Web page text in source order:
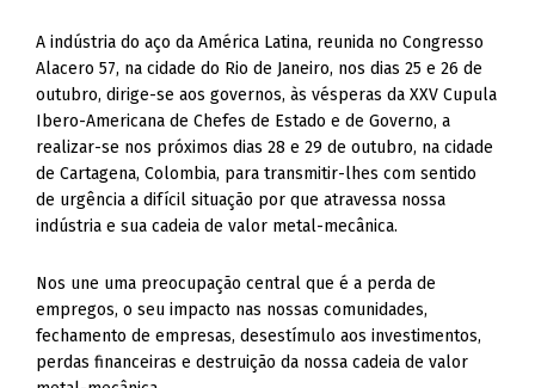
A indústria do aço da América Latina, reunida no Congresso
Alacero 57, na cidade do Rio de Janeiro, nos dias 25 e 26 de
outubro, dirige-se aos governos, às vésperas da XXV Cupula
Ibero-Americana de Chefes de Estado e de Governo, a
realizar-se nos próximos dias 28 e 29 de outubro, na cidade
de Cartagena, Colombia, para transmitir-lhes com sentido
de urgência a difícil situação por que atravessa nossa
indústria e sua cadeia de valor metal-mecânica.
Nos une uma preocupação central que é a perda de
empregos, o seu impacto nas nossas comunidades,
fechamento de empresas, desestímulo aos investimentos,
perdas financeiras e destruição da nossa cadeia de valor